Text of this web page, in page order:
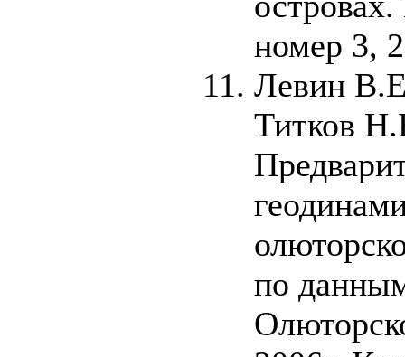
номер 3,
Левин
Титков
по